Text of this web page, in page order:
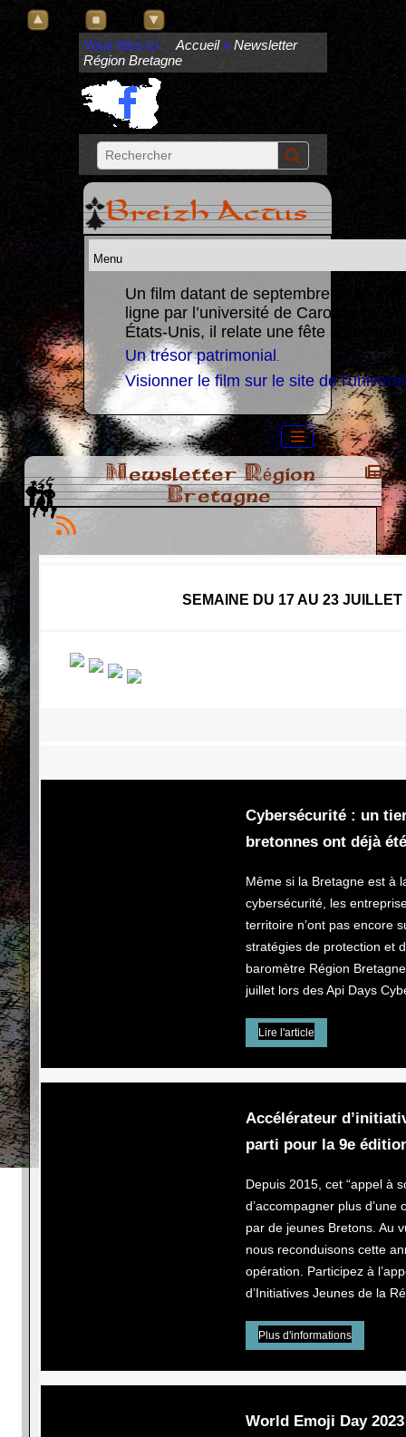
Vous êtes ici : Accueil» Newsletter
Région Bretagne
Breizh Actus
Un film datant de septembre 1928 a
ligne par l’université de Caroline du
États-Unis, il relate une fête à
Un trésor patrimonial
Visionner le film sur le site de
Newsletter Région
Bretagne
SEMAINE DU 17 AU 23 JUILLET
Cybersécurité : un
bretonnes ont déjà
Même si la Bretagne est à
cybersécurité, les
territoire n’ont pas encore
stratégies de protection et
baromètre Région
juillet lors des Api Days
Lire l'article
Accélérateur
parti pour la 9e
Depuis 2015, cet “appel à
d’accompagner plus
par de jeunes Bretons. Au
nous reconduisons cette
opération. Participez à
d’Initiatives Jeunes de la
Plus d'informations
World Emoji Day